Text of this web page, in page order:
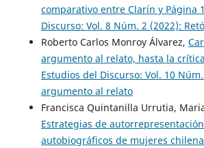
comparativo entre Clarín y Página
Discurso: Vol. 8 Núm. 2 (2022):
Roberto Carlos Monroy Álvarez,
argumento al relato, hasta la
Estudios del Discurso: Vol. 10
argumento al relato
Francisca Quintanilla Urrutia,
Estrategias de
autobiográficos de mujeres